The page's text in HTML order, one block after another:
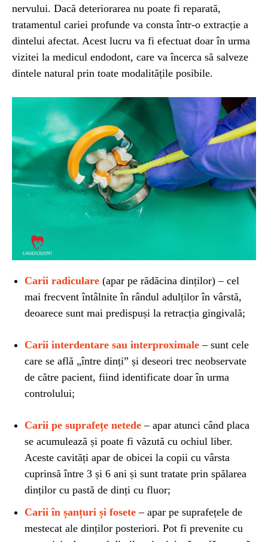
nervului. Dacă deteriorarea nu poate fi reparată,
tratamentul cariei profunde va consta într-o extracție a
dintelui afectat. Acest lucru va fi efectuat doar în urma
vizitei la medicul endodont, care va încerca să salveze
dintele natural prin toate modalitățile posibile.
Carii radiculare (apar pe rădăcina dinților) – cel
mai frecvent întâlnite în rândul adulților în vârstă,
deoarece sunt mai predispuși la retracția gingivală;
Carii interdentare sau interproximale – sunt cele
care se află „între dinți” și deseori trec neobservate
de către pacient, fiind identificate doar în urma
controlului;
Carii pe suprafețe netede – apar atunci când placa
se acumulează și poate fi văzută cu ochiul liber.
Aceste cavități apar de obicei la copii cu vârsta
cuprinsă între 3 și 6 ani și sunt tratate prin spălarea
dinților cu pastă de dinți cu fluor;
Carii în șanțuri și fosete – apar pe suprafețele de
mestecat ale dinților posteriori. Pot fi prevenite cu